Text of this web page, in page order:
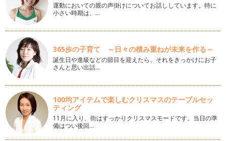
初夏のあじさいツリーの作り方
ツリーといえば冬のクリスマスツリーを連想しますが今回は初
夏のあじさいで作る爽やかなツリーを…
お花のヘアバンドの作り方
女の子のお洒落にかかせないカチューシャや髪飾り。 今回は
赤ちゃんにも優しく使える伸…
春色のアジサイリース
お花をお家に飾りたい！と思っても小さなお子様がいると飾る
場所に悩んでしまう事もありますよね…
和風の手まりブーケの作り方
運動においての親の声掛けについてお話ししています。特に
小さい時期は、…
365歩の子育て ～日々の積み重ねが未来を作る～
誕生日や進級などの節目を迎えたら、それをきっかけにお子
さんと思い出話…
100均アイテムで楽しむクリスマスのテーブルセッ
ティング
11月に入り、街はすっかりクリスマスモードです。当日の準
備はつい後回…